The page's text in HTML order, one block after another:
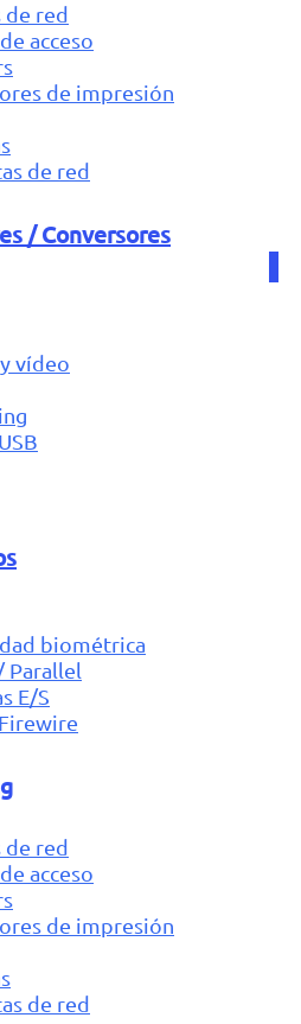
de red
acceso
de impresión
de red
/ Conversores
vídeo
biométrica
Parallel
E/S
de red
acceso
de impresión
de red